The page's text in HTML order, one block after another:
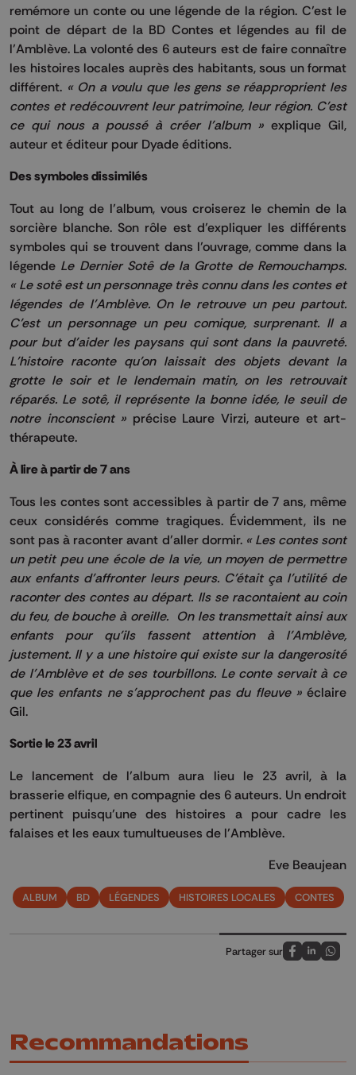
remémore un conte ou une légende de la région. C’est le
point de départ de la BD Contes et légendes au fil de
l’Amblève. La volonté des 6 auteurs est de faire connaître
les histoires locales auprès des habitants, sous un format
différent. « On a voulu que les gens se réapproprient les
contes et redécouvrent leur patrimoine, leur région. C’est
ce qui nous a poussé à créer l’album » explique Gil,
auteur et éditeur pour Dyade éditions.
Des symboles dissimilés
Tout au long de l’album, vous croiserez le chemin de la
sorcière blanche. Son rôle est d’expliquer les différents
symboles qui se trouvent dans l’ouvrage, comme dans la
légende Le Dernier Sotê de la Grotte de Remouchamps.
« Le sotê est un personnage très connu dans les contes et
légendes de l’Amblève. On le retrouve un peu partout.
C’est un personnage un peu comique, surprenant. Il a
pour but d’aider les paysans qui sont dans la pauvreté.
L’histoire raconte qu’on laissait des objets devant la
grotte le soir et le lendemain matin, on les retrouvait
réparés. Le sotê, il représente la bonne idée, le seuil de
notre inconscient » précise Laure Virzi, auteure et art-
thérapeute.
À lire à partir de 7 ans
Tous les contes sont accessibles à partir de 7 ans, même
ceux considérés comme tragiques. Évidemment, ils ne
sont pas à raconter avant d’aller dormir. « Les contes sont
un petit peu une école de la vie, un moyen de permettre
aux enfants d’affronter leurs peurs. C’était ça l’utilité de
raconter des contes au départ. Ils se racontaient au coin
du feu, de bouche à oreille. On les transmettait ainsi aux
enfants pour qu’ils fassent attention à l’Amblève,
justement. Il y a une histoire qui existe sur la dangerosité
de l’Amblève et de ses tourbillons. Le conte servait à ce
que les enfants ne s’approchent pas du fleuve »éclaire
Gil.
Sortie le 23 avril
Le lancement de l’album aura lieu le 23 avril, à la
brasserie elfique, en compagnie des 6 auteurs. Un endroit
pertinent puisqu’une des histoires a pour cadre les
falaises et les eaux tumultueuses de l’Amblève.
Eve Beaujean
ALBUM BD LÉGENDES HISTOIRES LOCALES CONTES
Partager sur
Partagez sur
Partagez
Recommandations